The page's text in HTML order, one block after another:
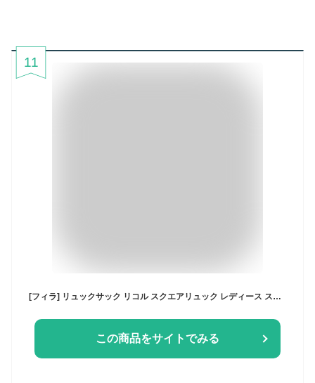
11
[フィラ] リュックサック リコル スクエアリュック レディース スカイ ワンサイズ
この商品をサイトでみる